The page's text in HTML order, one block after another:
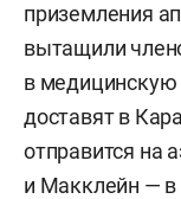
приземления
вытащили
в медицинскую
доставят в
отправится на
и Макклейн —